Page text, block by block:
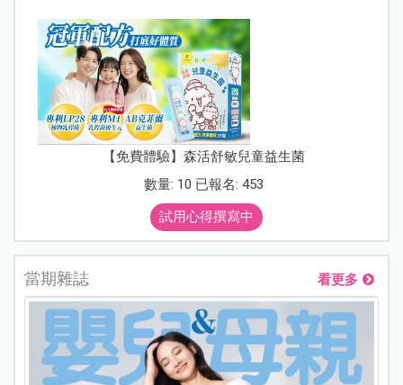
【免費體驗】森活舒敏兒童益生菌
數量: 10 已報名: 453
試用心得撰寫中
當期雜誌 看更多